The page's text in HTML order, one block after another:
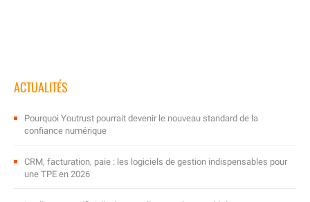
ACTUALITÉS
Pourquoi Youtrust pourrait devenir le nouveau standard de la
confiance numérique
CRM, facturation, paie : les logiciels de gestion indispensables pour
une TPE en 2026